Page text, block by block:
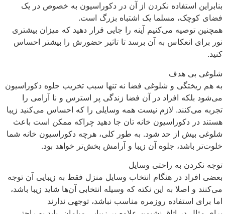
بنابراین استفاده نکردن از آن در دکوراسیون به خصوص در یک
فضای کوچک، مسلما یک اشتباه بزرگ است.
همچنین توصیه می‌کنیم آینه را جایی قرار دهید که میزان بیشتری
نور برای انعکاس به آن برسد تا تاثیر حضورش را بیشتر احساس
کنید.
شلوغی بی هدف
به هم ریختگی و شلوغی فضا نه تنها سبب تخریب جلوه دکوراسیون
می‌شود بلکه افراد در آن فضا زندگی پر استرس و نا آرامی را
تجربه می‌کنند. لازم نیست همه وسایلی را که احساس می‌کنید زیبا
هستند در دکوراسیون خانه تان جا دهید چراکه ممکن است باعث
شلوغی بیش از حد شود. به طور کلی، هرچه دکوراسیون خانه شما
خلوت‌تر باشد، جلوه آن زیبا و آرامش بخش‌تر خواهد بود.
توجه نکردن به راحتی وسایل
بعضی افراد در هنگام انتخاب وسایل منزل فقط به زیبایی آن توجه
می‌کنند و اصلا به این نکته که وسیله انتخابی آن‌ها شاید زیبا باشد،
اما برای استفاده روزمره مناسب نباشد، توجهی ندارند